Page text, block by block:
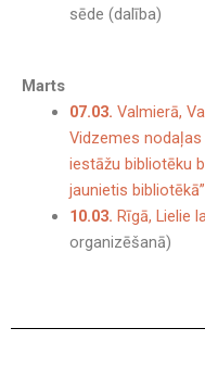
sēde (dalība)
Marts
07.03. Valmierā,
Vidzemes
iestāžu bibliotēku
jaunietis bibliotēkā”
10.03. Rīgā, Lielie
organizēšanā)